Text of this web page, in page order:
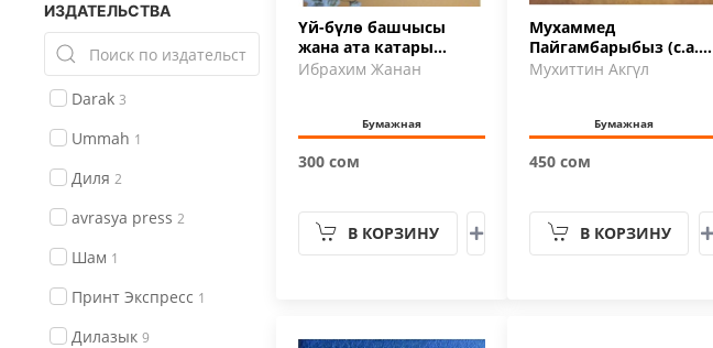
ИЗДАТЕЛЬСТВА
Darak 3
Ummah 1
Диля 2
avrasya press 2
Шам 1
Принт Экспресс 1
Дилазык 9
Үй-бүлө башчысы
жана ата катары
Мухаммед
Ибрахим Жанан
Бумажная
300 сом
В КОРЗИНУ
Мухаммед
Пайгамбарыбыз (с.а.в)
тууралуу 100 суроо
Мухиттин Акгүл
Бумажная
450 сом
В КОРЗИНУ